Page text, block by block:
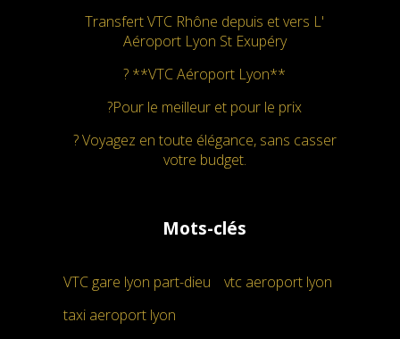
Transfert VTC Rhône depuis et vers L'
Aéroport Lyon St Exupéry
? **VTC Aéroport Lyon**
?Pour le meilleur et pour le prix
? Voyagez en toute élégance, sans casser
votre budget.
Mots-clés
VTC gare lyon part-dieu
vtc aeroport lyon
taxi aeroport lyon